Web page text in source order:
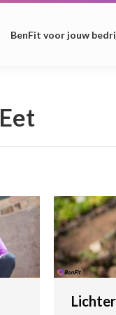
BenFit voor jouw
Eet